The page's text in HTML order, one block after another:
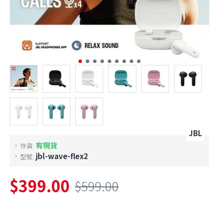
存貨: 有現貨
型號: jbl-wave-flex2
JBL
$399.00 $599.00